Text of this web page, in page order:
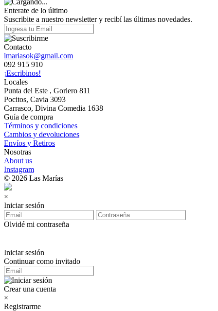
Enterate de lo último
Suscribite a nuestro newsletter y recibí las últimas novedades.
Contacto
lmariasok@gmail.com
092 915 910
¡Escribinos!
Locales
Punta del Este , Gorlero 811
Pocitos, Cavia 3093
Carrasco, Divina Comedia 1638
Guía de compra
Términos y condiciones
Cambios y devoluciones
Envíos y Retiros
Nosotras
About us
Instagram
© 2026 Las Marías
×
Iniciar sesión
Olvidé mi contraseña
Iniciar sesión
Continuar como invitado
Crear una cuenta
×
Registrarme